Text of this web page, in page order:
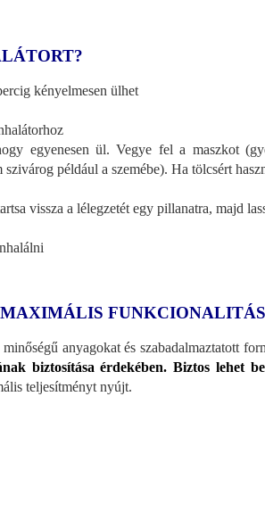
kényelmesen ülhet
egyenesen ül. Vegye fel a maszkot
például a szemébe). Ha tölcsért
vissza a lélegzetét egy pillanatra, majd
anyagokat és szabadalmaztatott
biztosítása érdekében. Biztos lehet
teljesítményt nyújt.